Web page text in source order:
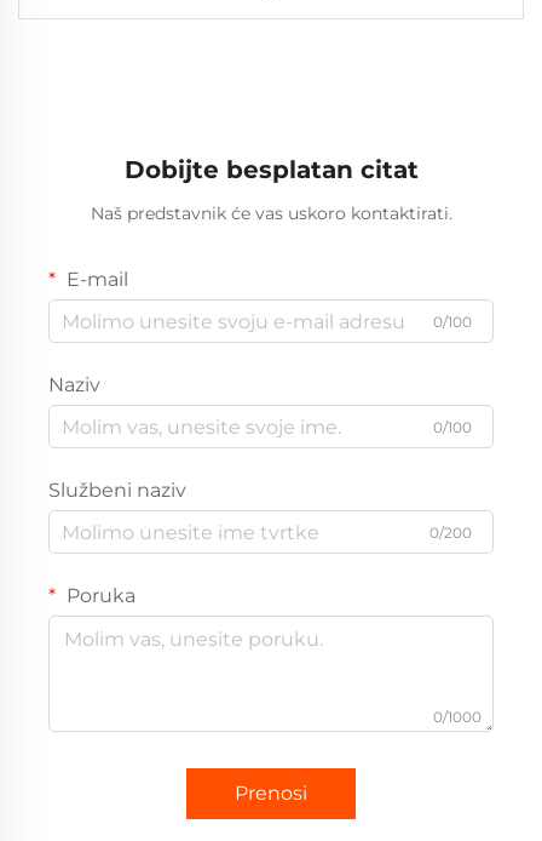
Dobijte besplatan citat
Naš predstavnik će vas uskoro kontaktirati.
E-mail
0/100
Naziv
0/100
Službeni naziv
0/200
Poruka
0/1000
Prenosi